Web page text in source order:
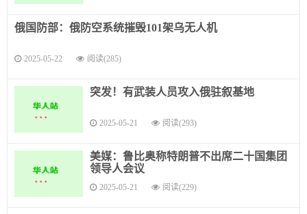
俄国防部：俄防空系统摧毁101架乌无人机
2025-05-22 阅读(285)
突发！有武装人员攻入俄驻叙基地
2025-05-21 阅读(293)
美媒：鲁比奥称特朗普不出席二十国集团
领导人会议
2025-05-21 阅读(229)